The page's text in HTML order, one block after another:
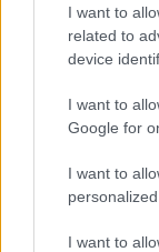
I want to
related to
device
I want to
Google for
I want to
I want to
Szólj hozzá!